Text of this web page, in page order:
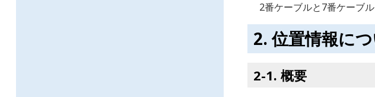
2番ケーブルと7番ケーブ
位置情報に
概要